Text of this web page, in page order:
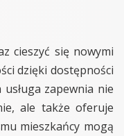
cieszyć się nowymi
dzięki dostępności
zapewnia nie
ale także oferuje
mieszkańcy mogą